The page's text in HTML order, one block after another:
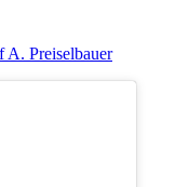
A. Preiselbauer